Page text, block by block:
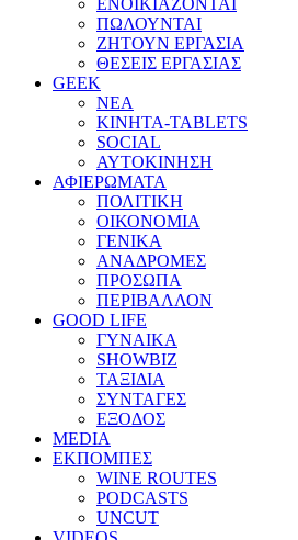
ΕΝΟΙΚΙΑΖΟΝΤΑΙ
ΠΩΛΟΥΝΤΑΙ
ΖΗΤΟΥΝ ΕΡΓΑΣΙΑ
ΘΕΣΕΙΣ ΕΡΓΑΣΙΑΣ
GEEK
ΝΕΑ
ΚΙΝΗΤΑ-TABLETS
SOCIAL
ΑΥΤΟΚΙΝΗΣΗ
ΑΦΙΕΡΩΜΑΤΑ
ΠΟΛΙΤΙΚΗ
ΟΙΚΟΝΟΜΙΑ
ΓΕΝΙΚΑ
ΑΝΑΔΡΟΜΕΣ
ΠΡΟΣΩΠΑ
ΠΕΡΙΒΑΛΛΟΝ
GOOD LIFE
ΓΥΝΑΙΚΑ
SHOWBIZ
ΤΑΞΙΔΙΑ
ΣΥΝΤΑΓΕΣ
ΕΞΟΔΟΣ
MEDIA
ΕΚΠΟΜΠΕΣ
WINE ROUTES
PODCASTS
UNCUT